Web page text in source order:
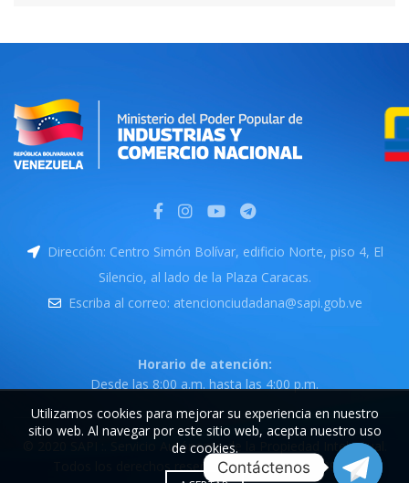
Dirección: Centro Simón Bolívar, edificio Norte, piso 4, El
Silencio, al lado de la Plaza Caracas.
Escriba al correo: atencionciudadana@sapi.gob.ve
Horario de atención:
Desde las 8:00 a.m. hasta las 4:00 p.m.
© 2020 SAPI :. Servicio Autónomo de la Propiedad Intelectual.
Todos los derechos reservados. RIF: G-20008399-9
Utilizamos cookies para mejorar su experiencia en nuestro
sitio web. Al navegar por este sitio web, acepta nuestro uso
de cookies.